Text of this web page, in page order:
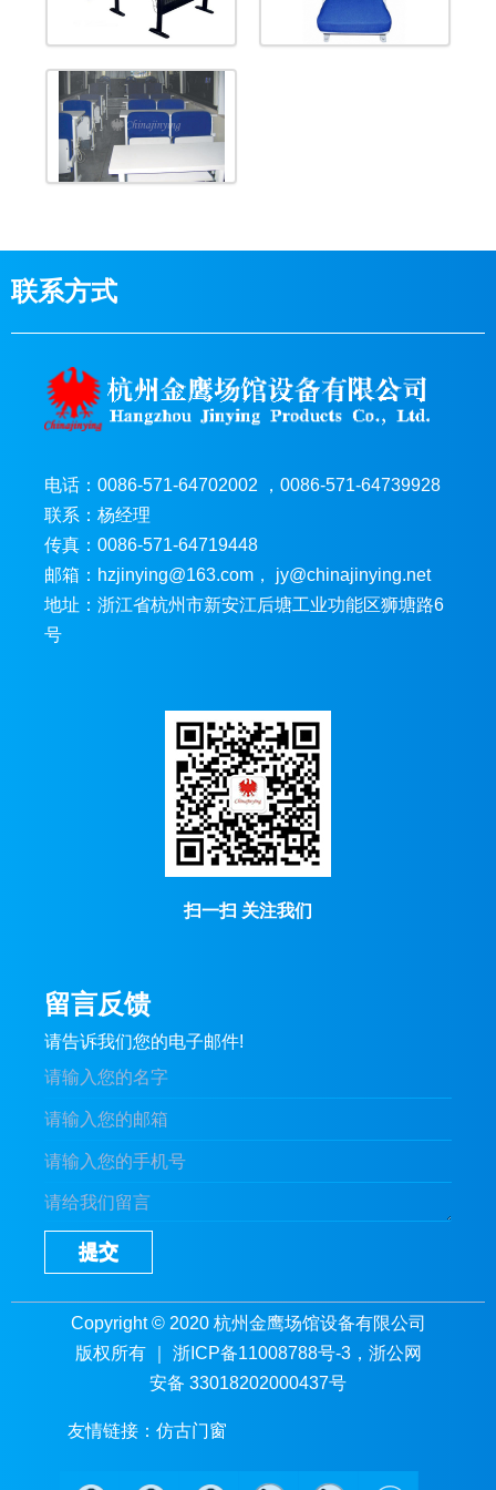
联系方式
电话：0086-571-64702002 ，0086-571-64739928
联系：杨经理
传真：0086-571-64719448
邮箱：hzjinying@163.com， jy@chinajinying.net
地址：浙江省杭州市新安江后塘工业功能区狮塘路6
号
扫一扫 关注我们
留言反馈
请告诉我们您的电子邮件!
提交
Copyright © 2020 杭州金鹰场馆设备有限公司
版权所有 ｜ 浙ICP备11008788号-3，浙公网
安备 33018202000437号
友情链接： 仿古门窗